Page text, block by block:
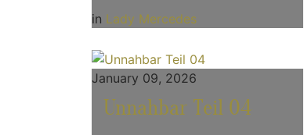
in Lady Mercedes
January 09, 2026
Unnahbar Teil 04